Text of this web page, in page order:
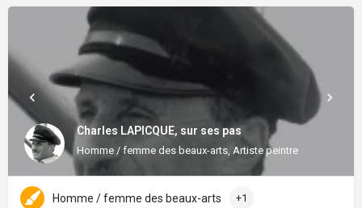
Charles LAPICQUE, sur ses pas
Homme / femme des beaux-arts, Artiste peintre
Homme / femme des beaux-arts +1